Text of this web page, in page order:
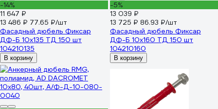
-14%
11 647 ₽
13 486 ₽ 77.65 ₽/шт
Фасадный дюбель Фиксар
ДФ-Б 10х135 ТД 150 шт
104210135
В корзину
-5%
13 039 ₽
13 725 ₽ 86.93 ₽/шт
Фасадный дюбель Фиксар
ДФ-Б 10х160 ТД 150 шт
104210160
В корзину